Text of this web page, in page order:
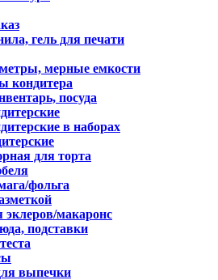
гель для печати
мерные емкости
кондитера
посуда
в наборах
для торта
фольга
эклеров/макаронс
подставки
выпечки